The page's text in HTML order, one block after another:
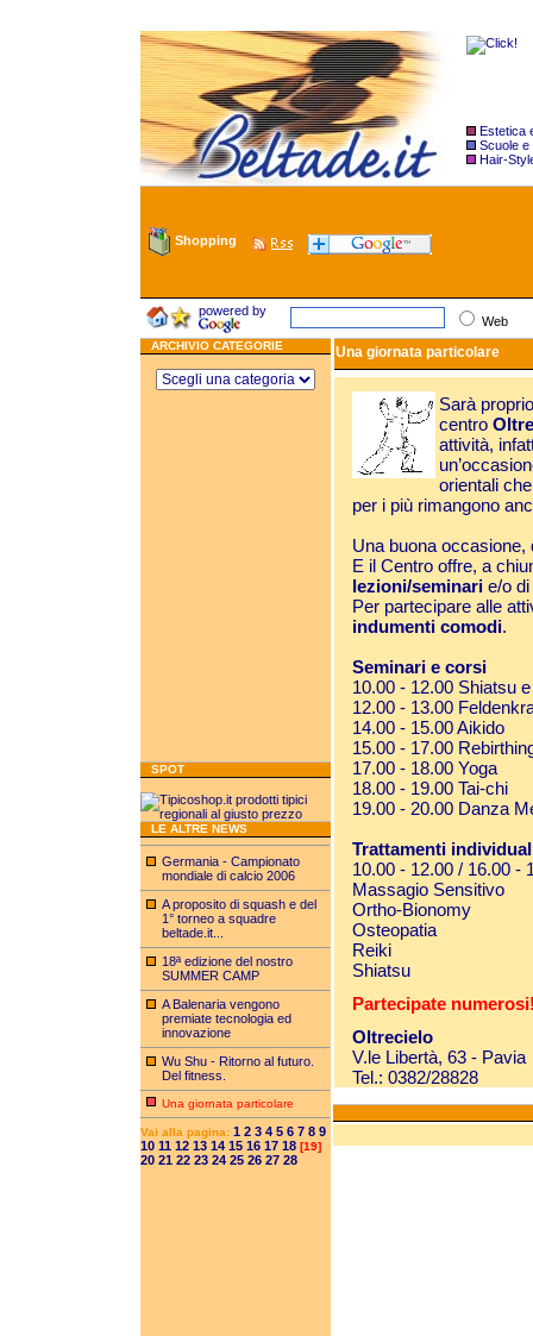
Estetica
Scuole e
Hair-
Shopping
powered by
Web
ARCHIVIO CATEGORIE
SPOT
LE ALTRE NEWS
Germania - Campionato
mondiale di calcio 2006
A proposito di squash e del
1° torneo a squadre
beltade.it...
18ª edizione del nostro
SUMMER CAMP
A Balenaria vengono
premiate tecnologia ed
innovazione
Wu Shu - Ritorno al futuro.
Del fitness.
Una giornata particolare
Vai alla pagina: 1 2 3 4 5 6 7 8 9
10 11 12 13 14 15 16 17 18 [19]
20 21 22 23 24 25 26 27 28
Una giornata particolare
Sarà
centro
attività,
orientali
per i più rimangono
Una buona occasione,
E il Centro offre, a
lezioni/seminari e/o
Per partecipare alle
indumenti comodi.
Seminari e corsi
10.00 - 12.00 Shiatsu
12.00 - 13.00
14.00 - 15.00 Aikido
15.00 - 17.00
17.00 - 18.00 Yoga
18.00 - 19.00 Tai-chi
19.00 - 20.00 Danza
Trattamenti
10.00 - 12.00 / 16.00 -
Massagio Sensitivo
Ortho-Bionomy
Osteopatia
Reiki
Shiatsu
Partecipate
Oltrecielo
V.le Libertà, 63 - Pavia
Tel.: 0382/28828